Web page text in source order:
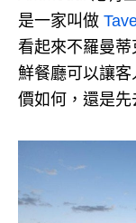
是一家叫做
看起來不羅曼
鮮餐廳可以讓
價如何，還是先